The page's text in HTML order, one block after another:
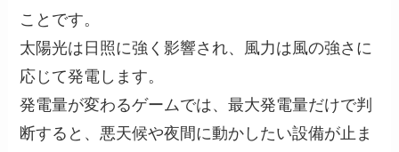
ことです。
太陽光は日照に強く影響され、風力は風の強さに
応じて発電します。
発電量が変わるゲームでは、最大発電量だけで判
断すると、悪天候や夜間に動かしたい設備が止ま